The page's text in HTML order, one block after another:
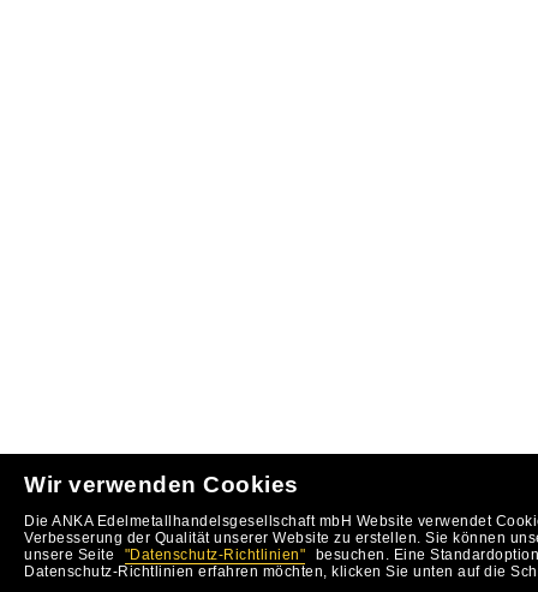
Wir verwenden Cookies
Die ANKA Edelmetallhandelsgesellschaft mbH Website verwendet
Verbesserung der Qualität unserer Website zu erstellen. Sie können
unsere Seite
"Datenschutz-Richtlinien"
besuchen. Eine
Datenschutz-Richtlinien erfahren möchten, klicken Sie unten auf die